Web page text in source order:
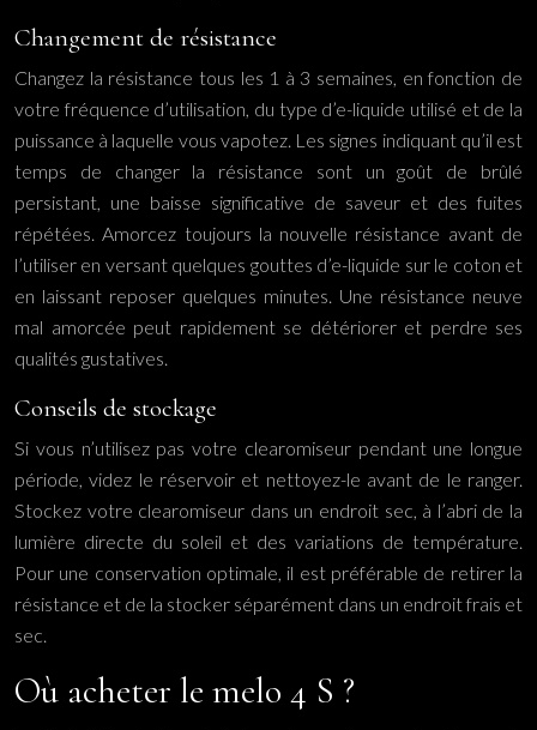
Changement de résistance
Changez la résistance tous les 1 à 3 semaines, en fonction de
votre fréquence d’utilisation, du type d’e-liquide utilisé et de la
puissance à laquelle vous vapotez. Les signes indiquant qu’il est
temps de changer la résistance sont un goût de brûlé
persistant, une baisse significative de saveur et des fuites
répétées. Amorcez toujours la nouvelle résistance avant de
l’utiliser en versant quelques gouttes d’e-liquide sur le coton et
en laissant reposer quelques minutes. Une résistance neuve
mal amorcée peut rapidement se détériorer et perdre ses
qualités gustatives.
Conseils de stockage
Si vous n’utilisez pas votre clearomiseur pendant une longue
période, videz le réservoir et nettoyez-le avant de le ranger.
Stockez votre clearomiseur dans un endroit sec, à l’abri de la
lumière directe du soleil et des variations de température.
Pour une conservation optimale, il est préférable de retirer la
résistance et de la stocker séparément dans un endroit frais et
sec.
Où acheter le melo 4 S ?